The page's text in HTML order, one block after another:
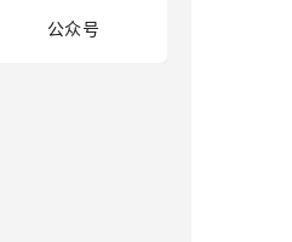
公众号